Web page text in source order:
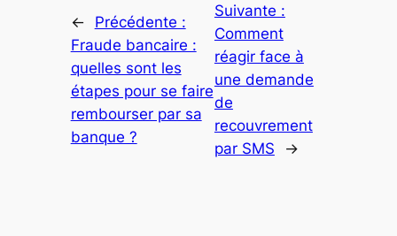
←
Précédente :
Fraude bancaire :
quelles sont les
étapes pour se faire
rembourser par sa
banque ?
Suivante :
Comment
réagir face à
une demande
de
recouvrement
par SMS
→